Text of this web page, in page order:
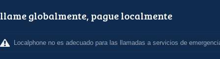
llame globalmente, pague localmente
Localphone no es adecuado para las llamadas a servicios de